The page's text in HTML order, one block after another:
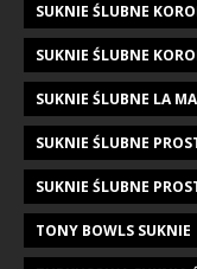
SUKNIE ŚLUBNE
SUKNIE ŚLUBNE
SUKNIE ŚLUBNE LA
SUKNIE ŚLUBNE
SUKNIE ŚLUBNE
TONY BOWLS SUKNIE